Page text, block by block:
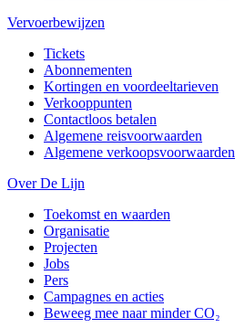
Vervoerbewijzen
Tickets
Abonnementen
Kortingen en voordeeltarieven
Verkooppunten
Contactloos betalen
Algemene reisvoorwaarden
Algemene verkoopsvoorwaarden
Over De Lijn
Toekomst en waarden
Organisatie
Projecten
Jobs
Pers
Campagnes en acties
Beweeg mee naar minder CO₂